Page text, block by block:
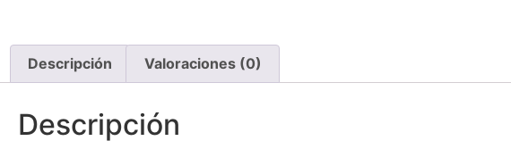
Descripción Valoraciones (0)
Descripción